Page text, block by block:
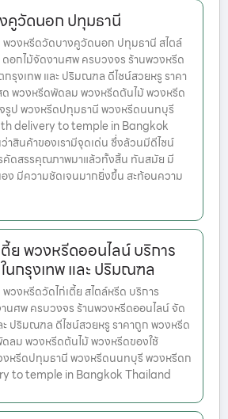
คูวัดนอก ปทุมธานี
วงหรีดวัดบางคูวัดนอก ปทุมธานี สไตล์
อกไม้จัดงานศพ ครบวงจร ร้านพวงหรีด
รุงเทพ และ ปริมณฑล ดีไซน์สวยหรู ราคา
พวงหรีดพัดลม พวงหรีดต้นไม้ พวงหรีด
จรูป พวงหรีดปทุมธานี พวงหรีดนนทบุรี
delivery to temple in Bangkok
าสินค้าของเรามีจุดเด่น ซึ่งล้วนมีดีไซน์
คัดสรรคุณภาพมาแล้วทั้งสิ้น ทันสมัย มี
ง มีความชัดเจนมากยิ่งขึ้น สะท้อนความ
ย พวงหรีดออนไลน์ บริการ
กรุงเทพ และ ปริมณฑล
งหรีดวัดไก่เตี้ย สไตล์หรีด บริการ
นศพ ครบวงจร ร้านพวงหรีดออนไลน์ จัด
ะ ปริมณฑล ดีไซน์สวยหรู ราคาถูก พวงหรีด
ลม พวงหรีดต้นไม้ พวงหรีดของใช้
งหรีดปทุมธานี พวงหรีดนนทบุรี พวงหรีดก
to temple in Bangkok Thailand